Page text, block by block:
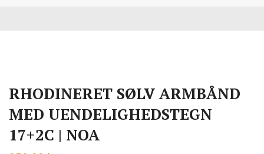
RHODINERET SØLV ARMBÅND
MED UENDELIGHEDSTEGN
17+2C | NOA